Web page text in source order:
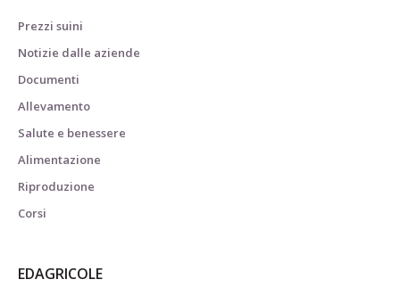
Prezzi suini
Notizie dalle aziende
Documenti
Allevamento
Salute e benessere
Alimentazione
Riproduzione
Corsi
EDAGRICOLE